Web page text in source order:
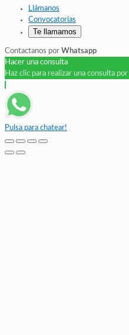
Llámanos
Convocatorias
Te llamamos
Contactanos por Whatsapp
Hacer una consulta
Haz clic para realizar una consulta por
Pulsa para chatear!